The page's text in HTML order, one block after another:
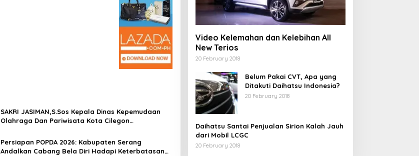
SAKRI JASIMAN,S.Sos Kepala Dinas Kepemudaan
Olahraga Dan Pariwisata Kota Cilegon
Muharram 1448 Hijriah
Persiapan POPDA 2026: Kabupaten Serang
Andalkan Cabang Bela Diri Hadapi Keterbatasan
Video Kelemahan dan Kelebihan All
New Terios
20 February 2018
Belum Pakai CVT, Apa yang
Ditakuti Daihatsu Indonesia?
20 February 2018
Daihatsu Santai Penjualan Sirion Kalah Jauh
dari Mobil LCGC
20 February 2018